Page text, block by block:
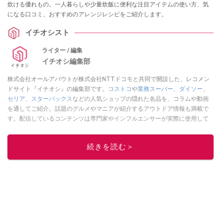
炊ける優れもの。一人暮らしや少量炊飯に便利な注目アイテムの使い方、気
になる口コミ、おすすめのアレンジレシピをご紹介します。
イチオシスト
ライター / 編集
イチオシ編集部
株式会社オールアバウトが株式会社NTTドコモと共同で開設した、レコメン
ドサイト『イチオシ』の編集部です。
コストコや業務スーパー ダイソー
セリア
スターバックス などの人気ショップの隠れた名品を、コラムや動画
を通してご紹介。話題のグルメやマニアが紹介するアウトドア情報も満載で
す。配信しているコンテンツは専門家やインフルエンサーが実際に使用して
ニュースでフォロー
続きを読む＞